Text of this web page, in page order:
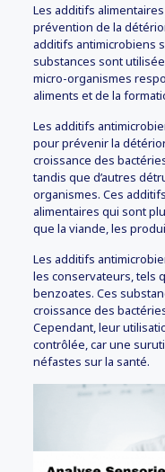
Les additifs
prévention de la
additifs antimicrobiens
substances sont
micro-organismes
aliments et de la
Les additifs
pour prévenir la
croissance des
tandis que d’autres
organismes. Ces
alimentaires qui sont
que la viande, les
Les additifs
les conservateurs, tels
benzoates. Ces
croissance des
Cependant, leur
contrôlée, car une
néfastes sur la santé.